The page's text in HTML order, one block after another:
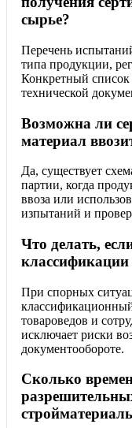
сырье?
Перечень
типа продукции,
Конкретный список
технической
Возможна ли
материал
Да, существует
партии, когда
ввоза или
изпытаний и
Что делать,
При спорных
товароведов и
исключает риски
документообороте.
Сколько